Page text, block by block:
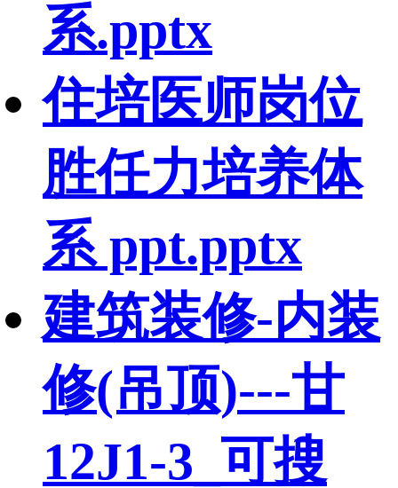
系.pptx
住培医师岗位
胜任力培养体
系 ppt.pptx
建筑装修-内装
修(吊顶)---甘
12J1-3_可搜